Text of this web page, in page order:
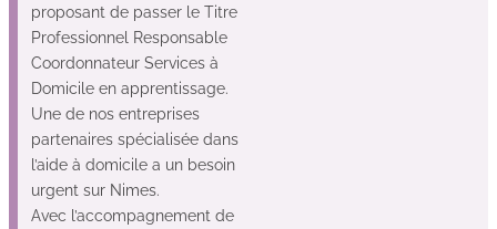
proposant de passer le Titre
Professionnel Responsable
Coordonnateur Services à
Domicile en apprentissage.
Une de nos entreprises
partenaires spécialisée dans
l’aide à domicile a un besoin
urgent sur Nimes.
Avec l’accompagnement de